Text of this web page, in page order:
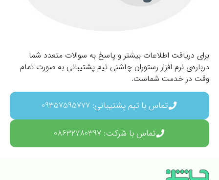
برای دریافت اطلاعات بیشتر و پاسخ به سوالات متعدد شما
درباره‌ی نرم افزار رستوران چاشنی تیم پشتیبانی به صورت تمام
وقت در خدمت شماست.
تماس با تیم پشتیبانی: 09357595777
تماس با شرکت: 08632780397